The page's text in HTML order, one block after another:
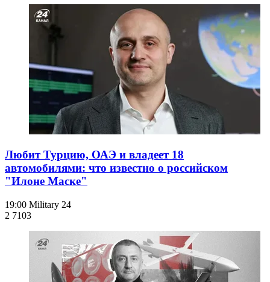
Любит Турцию, ОАЭ и владеет 18
автомобилями: что известно о российском
"Илоне Маске"
19:00 Military 24
2 7103